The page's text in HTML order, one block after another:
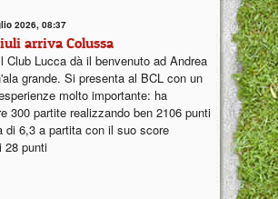
2026, 08:37
arriva Colussa
Club Lucca dà il benvenuto ad Andrea
grande. Si presenta al BCL con un
molto importante: ha
300 partite realizzando ben 2106 punti
di 6,3 a partita con il suo score
28 punti